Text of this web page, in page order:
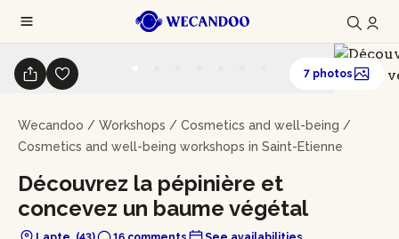
Wecandoo / Workshops / Cosmetics and well-being /
Cosmetics and well-being workshops in Saint-Etienne
Découvrez la pépinière et
concevez un baume végétal
7 photos